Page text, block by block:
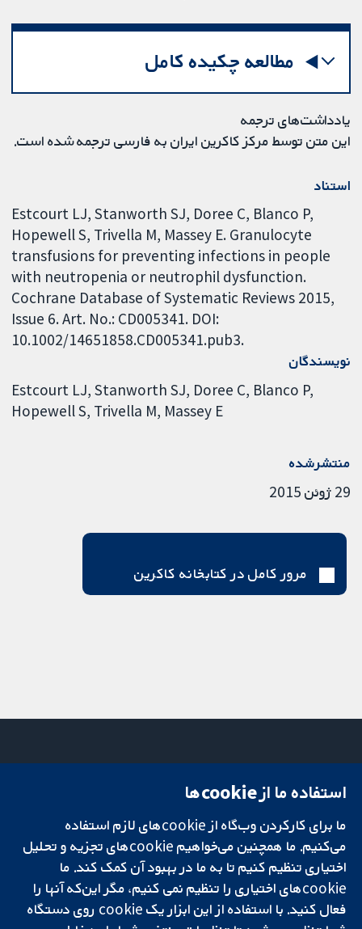
مطالعه چکیده کامل
یادداشت‌های ترجمه
این متن توسط مرکز کاکرین ایران به فارسی ترجمه شده است.
استناد
Estcourt LJ, Stanworth SJ, Doree C, Blanco P,
Hopewell S, Trivella M, Massey E. Granulocyte
transfusions for preventing infections in people
with neutropenia or neutrophil dysfunction.
Cochrane Database of Systematic Reviews 2015,
Issue 6. Art. No.: CD005341. DOI:
10.1002/14651858.CD005341.pub3.
نویسندگان
Estcourt LJ Stanworth SJ Doree C Blanco P
Hopewell S Trivella M Massey E
منتشرشده
29 ژوئن 2015
مرور کامل در کتابخانه کاکرین
تحقیقات قابل
اعتماد.
تصمیم‌گیری آگاهانه.
سلامت بهتر.
میدان کاوندیش
لندن
W1G 0AN
بریتانیا
دفتر رسانه‌ای
درباره ما
فرصت‌های
شغلی
Cochrane
Library
استفاده ما از cookie‌ها
ما برای کارکردن وب‌گاه از cookie‌های لازم استفاده
می‌کنیم. ما همچنین می‌خواهیم cookie‌های تجزیه و تحلیل
اختیاری تنظیم کنیم تا به ما در بهبود آن کمک کند. ما
cookie‌های اختیاری را تنظیم نمی کنیم، مگر این‌که آنها را
فعال کنید. با استفاده از این ابزار یک cookie‌ روی دستگاه